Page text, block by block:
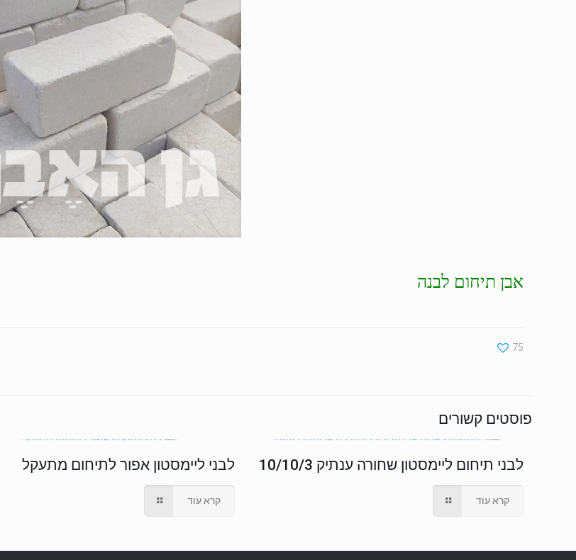
אבן תיחום לבנה
75
פוסטים קשורים
לבני תיחום ליימסטון שחורה ענתיק 10/10/3
קרא עוד
לבני ליימסטון אפור לתיחום מתעקל
קרא עוד